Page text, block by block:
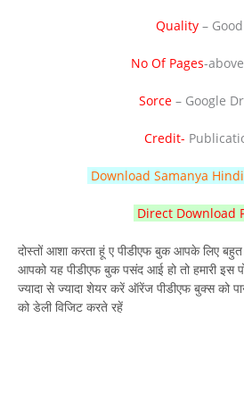
Quality – Good
No OfPages-
Sorce– Google
Credit-
Download Samanya
Direct Download
दोस्तों आशा करता हूं ए पीडीएफ बुक आपके लिए बहुत
आपको यह पीडीएफ बुक पसंद आई हो तो हमारी इस
ज्यादा से ज्यादा शेयर करें ऑरेंज पीडीएफ बुक्स को
को डेली विजिट करते रहें